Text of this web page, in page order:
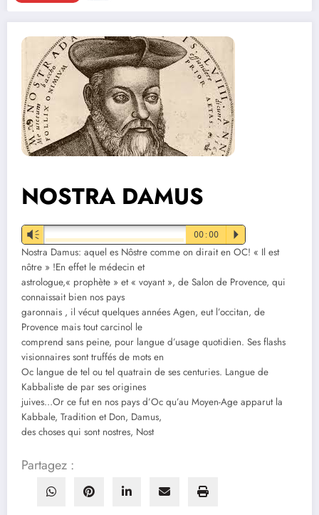
NOSTRA DAMUS
Vm 00:00 P
Nostra Damus: aquel es Nôstre comme on dirait en OC! « Il est
nôtre » !En effet le médecin et
astrologue,« prophète » et « voyant », de Salon de Provence, qui
connaissait bien nos pays
garonnais , il vécut quelques années Agen, eut l’occitan, de
Provence mais tout carcinol le
comprend sans peine, pour langue d’usage quotidien. Ses flashs
visionnaires sont truffés de mots en
Oc langue de tel ou tel quatrain de ses centuries. Langue de
Kabbaliste de par ses origines
juives…Or ce fut en nos pays d’Oc qu’au Moyen-Age apparut la
Kabbale, Tradition et Don, Damus,
des choses qui sont nostres, Nost
Partagez :